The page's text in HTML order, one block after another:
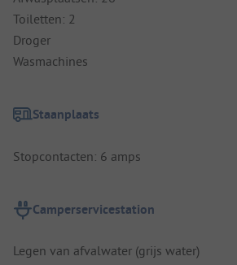
Toiletten: 2
Droger
Wasmachines
Staanplaats
Stopcontacten: 6 amps
Camperservicestation
Legen van afvalwater (grijs water)